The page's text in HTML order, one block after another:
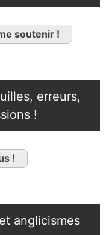
soutenir !
erreurs,
!
!
anglicismes